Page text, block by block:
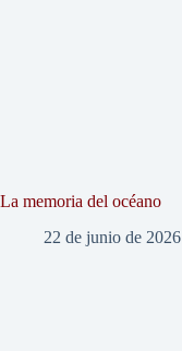
La memoria del océano
22 de junio de 2026